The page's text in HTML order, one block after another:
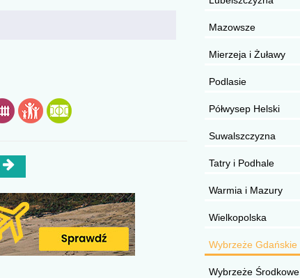
Mazowsze
Mierzeja i Żuławy
Podlasie
Półwysep Helski
Suwalszczyzna
Tatry i Podhale
Warmia i Mazury
Wielkopolska
Wybrzeże Gdańskie
Wybrzeże Środkowe